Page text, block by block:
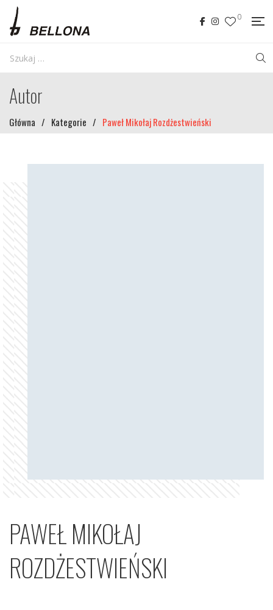
0
Autor
Główna / Kategorie / Paweł Mikołaj Rozdżestwieński
PAWEŁ MIKOŁAJ
ROZDŻESTWIEŃSKI